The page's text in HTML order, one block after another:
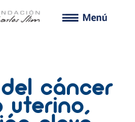
cáncer
uterino,